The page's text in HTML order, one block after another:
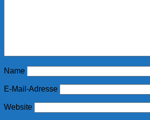
Name
E-Mail-Adresse
Website